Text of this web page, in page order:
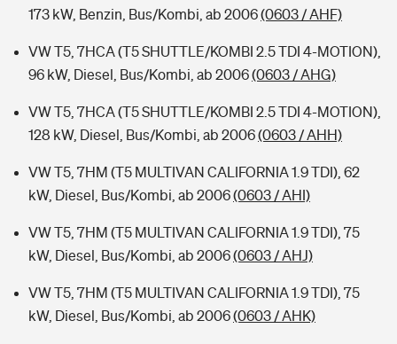
173 kW, Benzin, Bus/Kombi, ab 2006(0603 / AHF)
VW T5, 7HCA (T5 SHUTTLE/KOMBI 2.5 TDI 4-MOTION),
96 kW, Diesel, Bus/Kombi, ab 2006(0603 / AHG)
VW T5, 7HCA (T5 SHUTTLE/KOMBI 2.5 TDI 4-MOTION),
128 kW, Diesel, Bus/Kombi, ab 2006(0603 / AHH)
VW T5, 7HM (T5 MULTIVAN CALIFORNIA 1.9 TDI), 62
kW, Diesel, Bus/Kombi, ab 2006(0603 / AHI)
VW T5, 7HM (T5 MULTIVAN CALIFORNIA 1.9 TDI), 75
kW, Diesel, Bus/Kombi, ab 2006(0603 / AHJ)
VW T5, 7HM (T5 MULTIVAN CALIFORNIA 1.9 TDI), 75
kW, Diesel, Bus/Kombi, ab 2006(0603 / AHK)